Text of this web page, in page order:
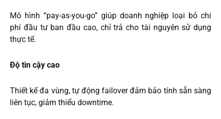
Mô hình “pay-as-you-go” giúp doanh nghiệp loại bỏ chi
phí đầu tư ban đầu cao, chỉ trả cho tài nguyên sử dụng
thực tế.
Độ tin cậy cao
Thiết kế đa vùng, tự động failover đảm bảo tính sẵn sàng
liên tục, giảm thiểu downtime.